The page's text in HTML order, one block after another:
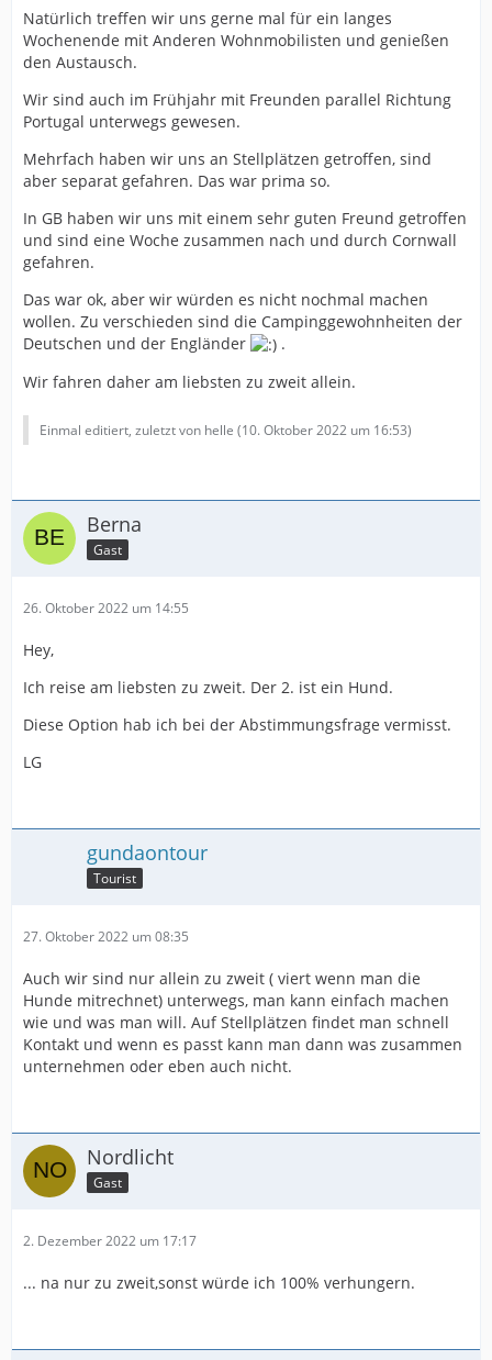
Natürlich treffen wir uns gerne mal für ein langes
Wochenende mit Anderen Wohnmobilisten und genießen
den Austausch.
Wir sind auch im Frühjahr mit Freunden parallel Richtung
Portugal unterwegs gewesen.
Mehrfach haben wir uns an Stellplätzen getroffen, sind
aber separat gefahren. Das war prima so.
In GB haben wir uns mit einem sehr guten Freund getroffen
und sind eine Woche zusammen nach und durch Cornwall
gefahren.
Das war ok, aber wir würden es nicht nochmal machen
wollen. Zu verschieden sind die Campinggewohnheiten der
Deutschen und der Engländer
.
Wir fahren daher am liebsten zu zweit allein.
Einmal editiert, zuletzt von helle (10. Oktober 2022 um 16:53)
Berna
Gast
26. Oktober 2022 um 14:55
Hey,
Ich reise am liebsten zu zweit. Der 2. ist ein Hund.
Diese Option hab ich bei der Abstimmungsfrage vermisst.
LG
gundaontour
Tourist
27. Oktober 2022 um 08:35
Auch wir sind nur allein zu zweit ( viert wenn man die
Hunde mitrechnet) unterwegs, man kann einfach machen
wie und was man will. Auf Stellplätzen findet man schnell
Kontakt und wenn es passt kann man dann was zusammen
unternehmen oder eben auch nicht.
Nordlicht
Gast
2. Dezember 2022 um 17:17
... na nur zu zweit,sonst würde ich 100% verhungern.